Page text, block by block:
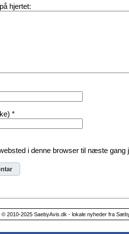
hjertet:
*
i denne browser til næste gang
© 2010-2025 SaebyAvis.dk - lokale nyheder fra